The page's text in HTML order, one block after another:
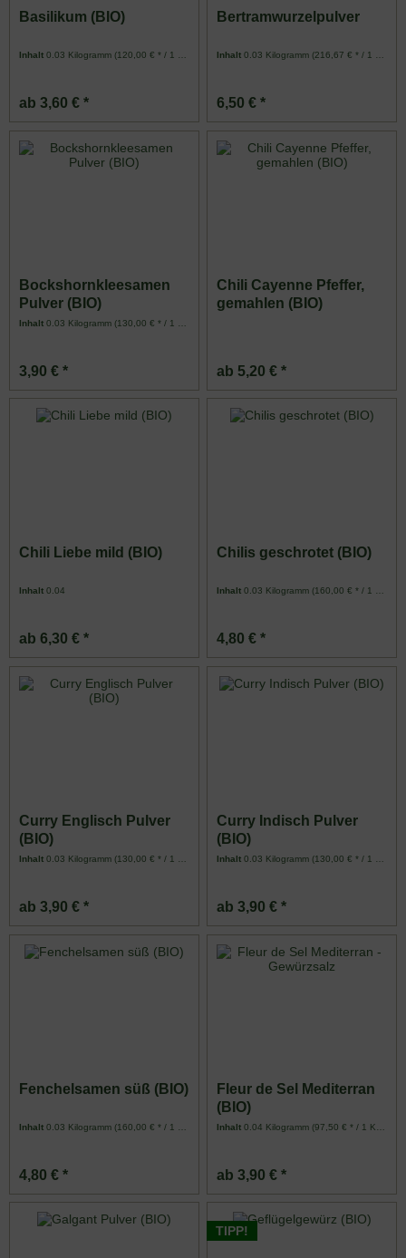
Basilikum (BIO)
Inhalt0.03 Kilogramm (120,00 € * / 1 Kilogramm)
ab 3,60 € *
Bertramwurzelpulver
Inhalt0.03 Kilogramm (216,67 € * / 1 Kilogramm)
6,50 € *
Bockshornkleesamen
Pulver (BIO)
Inhalt0.03 Kilogramm (130,00 € * / 1 Kilogramm)
3,90 € *
Chili Cayenne Pfeffer,
gemahlen (BIO)
ab 5,20 € *
Chili Liebe mild (BIO)
Inhalt0.04
ab 6,30 € *
Chilis geschrotet (BIO)
Inhalt0.03 Kilogramm (160,00 € * / 1 Kilogramm)
4,80 € *
Curry Englisch Pulver
(BIO)
Inhalt0.03 Kilogramm (130,00 € * / 1 Kilogramm)
ab 3,90 € *
Curry Indisch Pulver
(BIO)
Inhalt0.03 Kilogramm (130,00 € * / 1 Kilogramm)
ab 3,90 € *
Fenchelsamen süß (BIO)
Inhalt0.03 Kilogramm (160,00 € * / 1 Kilogramm)
4,80 € *
Fleur de Sel Mediterran
(BIO)
Inhalt0.04 Kilogramm (97,50 € * / 1 Kilogramm)
ab 3,90 € *
TIPP!